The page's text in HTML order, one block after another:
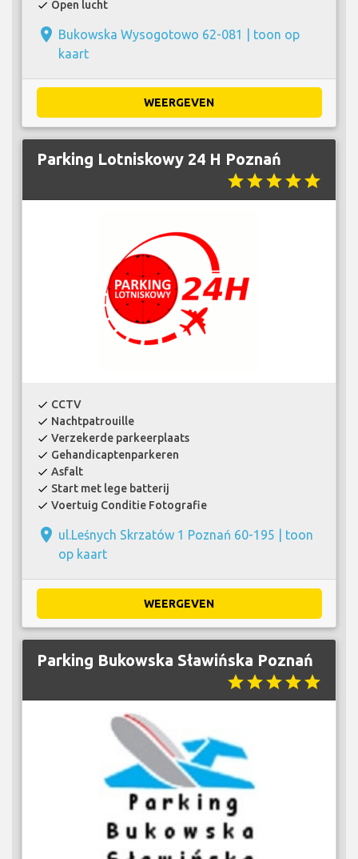
check Open lucht
place Bukowska Wysogotowo 62-081 | toon op
kaart
WEERGEVEN
Parking Lotniskowy 24 H Poznań
starstarstarstarstar
check CCTV
check Nachtpatrouille
check Verzekerde parkeerplaats
check Gehandicaptenparkeren
check Asfalt
check Start met lege batterij
check Voertuig Conditie Fotografie
place ul.Leśnych Skrzatów 1 Poznań 60-195 | toon
op kaart
WEERGEVEN
Parking Bukowska Sławińska Poznań
starstarstarstarstar